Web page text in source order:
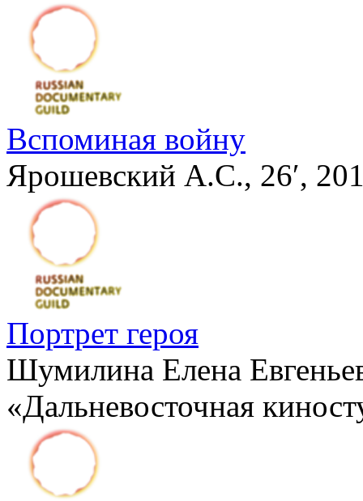
Вспоминая войну
Ярошевский А.С., 26′,
Портрет героя
Шумилина Елена
«Дальневосточная